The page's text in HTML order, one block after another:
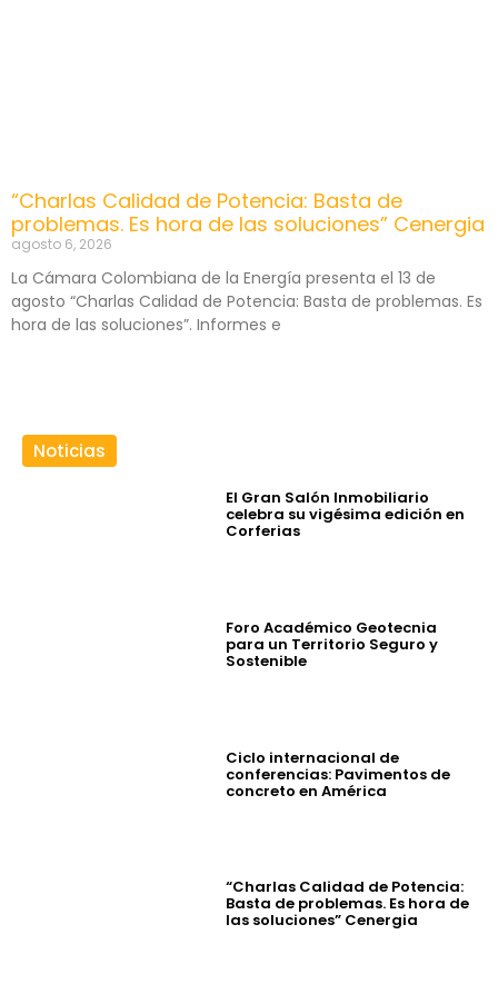
“Charlas Calidad de Potencia: Basta de
problemas. Es hora de las soluciones” Cenergia
agosto 6, 2026
La Cámara Colombiana de la Energía presenta el 13 de
agosto “Charlas Calidad de Potencia: Basta de problemas. Es
hora de las soluciones”. Informes e
Noticias
El Gran Salón Inmobiliario
celebra su vigésima edición en
Corferias
Foro Académico Geotecnia
para un Territorio Seguro y
Sostenible
Ciclo internacional de
conferencias: Pavimentos de
concreto en América
“Charlas Calidad de Potencia:
Basta de problemas. Es hora de
las soluciones” Cenergia